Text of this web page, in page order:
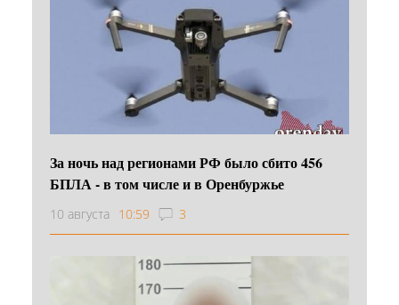
За ночь над регионами РФ было сбито 456
БПЛА - в том числе и в Оренбуржье
10 августа 10:59 3